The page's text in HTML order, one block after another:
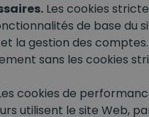
Les cookies
de base du
la gestion des
sans les cookies
cookies de
utilisent le site Web,